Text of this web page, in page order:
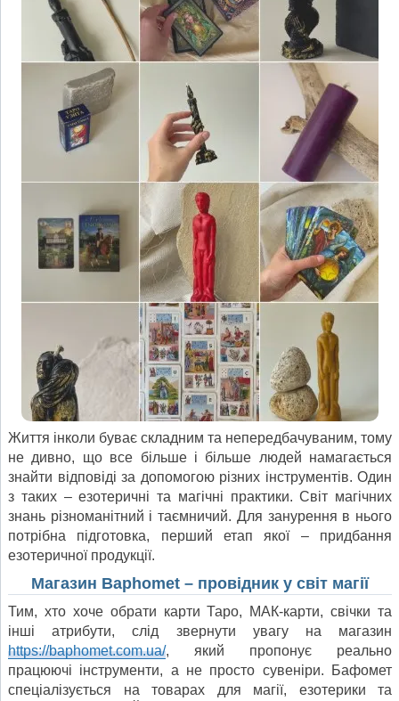
Життя інколи буває складним та непередбачуваним, тому
не дивно, що все більше і більше людей намагається
знайти відповіді за допомогою різних інструментів. Один
з таких – езотеричні та магічні практики. Світ магічних
знань різноманітний і таємничий. Для занурення в нього
потрібна підготовка, перший етап якої – придбання
езотеричної продукції.
Магазин Baphomet – провідник у світ магії
Тим, хто хоче обрати карти Таро, МАК-карти, свічки та
інші атрибути, слід звернути увагу на магазин
https://baphomet.com.ua/, який пропонує реально
працюючі інструменти, а не просто сувеніри. Бафомет
спеціалізується на товарах для магії, езотерики та